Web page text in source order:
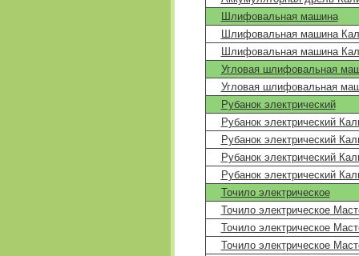
Шлифовальная машина
Шлифовальная машина
Шлифовальная машина
Угловая шлифовальная
Угловая шлифовальная
Рубанок электрический
Рубанок электрический
Рубанок электрический
Рубанок электрический
Рубанок электрический
Точило электрическое
Точило электрическое
Точило электрическое
Точило электрическое